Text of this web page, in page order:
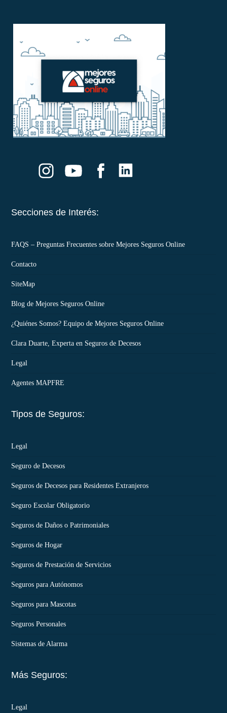
Secciones de Interés:
FAQS – Preguntas Frecuentes sobre Mejores Seguros Online
Contacto
SiteMap
Blog de Mejores Seguros Online
¿Quiénes Somos? Equipo de Mejores Seguros Online
Clara Duarte, Experta en Seguros de Decesos
Legal
Agentes MAPFRE
Tipos de Seguros:
Legal
Seguro de Decesos
Seguros de Decesos para Residentes Extranjeros
Seguro Escolar Obligatorio
Seguros de Daños o Patrimoniales
Seguros de Hogar
Seguros de Prestación de Servicios
Seguros para Autónomos
Seguros para Mascotas
Seguros Personales
Sistemas de Alarma
Más Seguros:
Legal